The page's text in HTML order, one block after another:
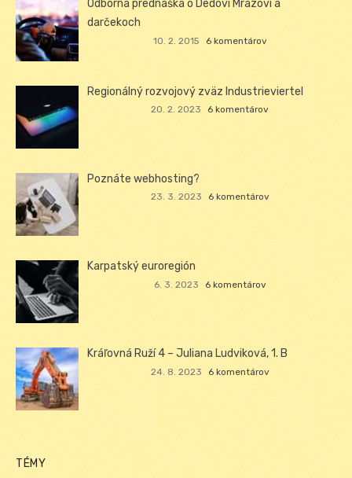
Odborná prednáška o Dedovi Mrázovi a
darčekoch
10. 2. 2015 6 komentárov
Regionálný rozvojový zväz Industrieviertel
20. 2. 2023 6 komentárov
Poznáte webhosting?
23. 3. 2023 6 komentárov
Karpatský euroregión
6. 3. 2023 6 komentárov
Kráľovná Ruží 4 – Juliana Ludviková, 1. B
24. 8. 2023 6 komentárov
TÉMY